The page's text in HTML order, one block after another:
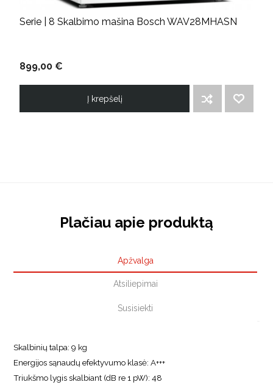
Serie | 8 Skalbimo mašina Bosch WAV28MHASN
899,00 €
Į krepšelį
Plačiau apie produktą
Apžvalga
Atsiliepimai
Susisiekti
Skalbinių talpa: 9 kg
Energijos sąnaudų efektyvumo klasė: A+++
Triukšmo lygis skalbiant (dB re 1 pW): 48